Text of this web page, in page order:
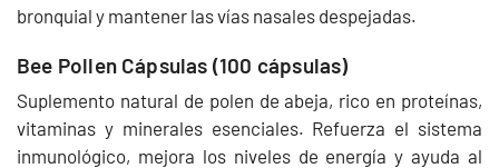
bronquial y mantener las vías nasales despejadas.
Bee Pollen Cápsulas (100 cápsulas)
Suplemento natural de polen de abeja, rico en proteínas,
vitaminas y minerales esenciales. Refuerza el sistema
inmunológico, mejora los niveles de energía y ayuda al